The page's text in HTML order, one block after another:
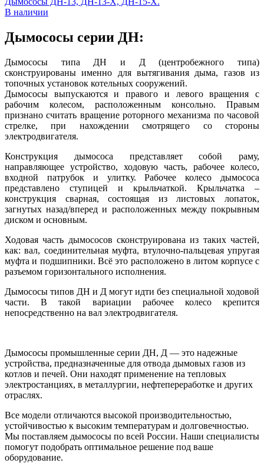
В наличии
Дымососы серии ДН:
Дымососы типа ДН и Д (центробежного типа)
сконструированы именно для вытягивания дыма, газов из
топочных установок котельных сооружений.
Дымососы выпускаются и правого и левого вращения с
рабочим колесом, расположенным консольно. Правым
признано считать вращение роторного механизма по часовой
стрелке, при нахождении смотрящего со стороны
электродвигателя.
Конструкция дымососа представляет собой раму,
направляющее устройство, ходовую часть, рабочее колесо,
входной патрубок и улитку. Рабочее колесо дымососа
представлено ступицей и крыльчаткой. Крыльчатка –
конструкция сварная, состоящая из листовых лопаток,
загнутых назад/вперед и расположенных между покрывным
диском и основным.
Ходовая часть дымососов сконструирована из таких частей,
как: вал, соединительная муфта, втулочно-пальцевая упругая
муфта и подшипники. Всё это расположено в литом корпусе с
разъемом горизонтального исполнения.
Дымососы типов ДН и Д могут идти без специальной ходовой
части. В такой вариации рабочее колесо крепится
непосредственно на вал электродвигателя.
Дымососы промышленные серии ДН, Д — это надежные
устройства, предназначенные для отвода дымовых газов из
котлов и печей. Они находят применение на тепловых
электростанциях, в металлургии, нефтепереработке и других
отраслях.
Все модели отличаются высокой производительностью,
устойчивостью к высоким температурам и долговечностью.
Мы поставляем дымососы по всей России. Наши специалисты
помогут подобрать оптимальное решение под ваше
оборудование.